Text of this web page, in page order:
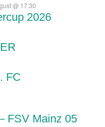
@ 17:30
2026
FC
FSV Mainz 05